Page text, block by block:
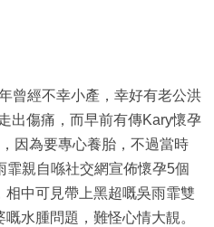
曾經不幸小產，幸好有老公洪
出傷痛，而早前有傳Kary懷孕
因為要專心養胎，不過當時
霏親自喺社交網宣佈懷孕5個
相中可見帶上黑超嘅吳雨霏雙
水腫問題，難怪心情大靚。